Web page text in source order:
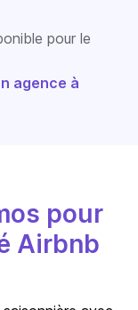
pour le
agence à
pour
Airbnb